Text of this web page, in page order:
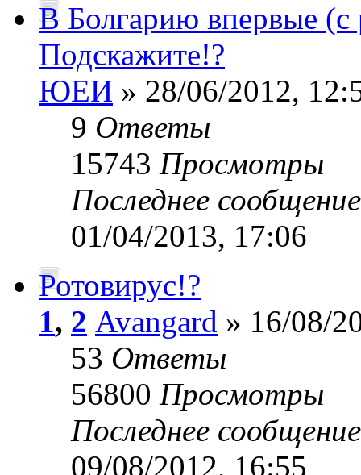
В Болгарию впервые (с
Подскажите!?
ЮЕИ » 28/06/2012,
9 Ответы
15743 Просмотры
Последнее
01/04/2013, 17:06
Ротовирус!?
1, 2 Avangard » 16/08/
53 Ответы
56800 Просмотры
Последнее
09/08/2012, 16:55